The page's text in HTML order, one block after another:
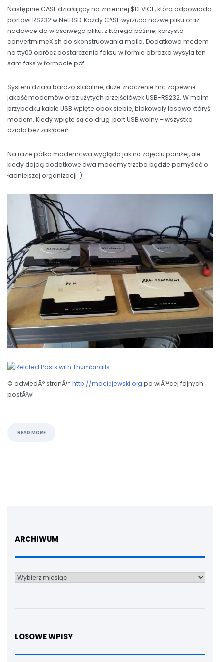
Następnie CASE działający na zmiennej $DEVICE, która odpowiada
portowi RS232 w NetBSD. Każdy CASE wyrzuca nazwe pliku oraz
nadawce do właściwego pliku, z którego później korzysta
convertmimeX.sh do skonstruowania maila. Dodatkowo modem
na tty00 oprócz dostarczenia faksu w formie obrazka wysyła ten
sam faks w formacie pdf.
System działa bardzo stabilnie, duże znaczenie ma zapewne
jakość modemów oraz użytych przejściówek USB-RS232. W moim
przypadku kable USB wpięte obok siebie, blokowały losowo któryś
modem. Kiedy wpięte są co drugi port USB wolny – wszystko
działa bez zakłóceń.
Na razie półka modemowa wygląda jak na zdjęciu poniżej, ale
kiedy dojdą dodatkowe dwa modemy trzeba będzie pomyśleć o
ładniejszej organizacji :)
© odwiedÅº stronÄ™ http://maciejewski.org po wiÄ™cej fajnych
postÃ³w!
READ MORE
ARCHIWUM
Archiwum
LOSOWE WPISY